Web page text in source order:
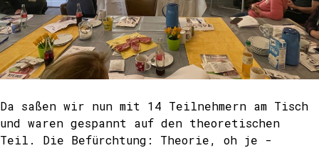
Da saßen wir nun mit 14 Teilnehmern am Tisch
und waren gespannt auf den theoretischen
Teil. Die Befürchtung: Theorie, oh je -